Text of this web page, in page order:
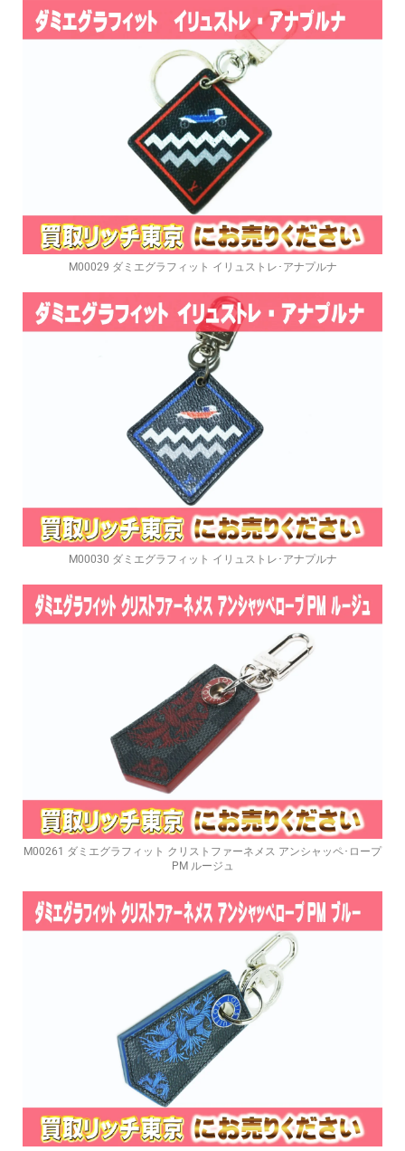
M00029 ダミエグラフィット イリュストレ･アナプルナ
M00030 ダミエグラフィット イリュストレ･アナプルナ
M00261 ダミエグラフィット クリストファーネメス アンシャッペ･ロープ
PM ルージュ